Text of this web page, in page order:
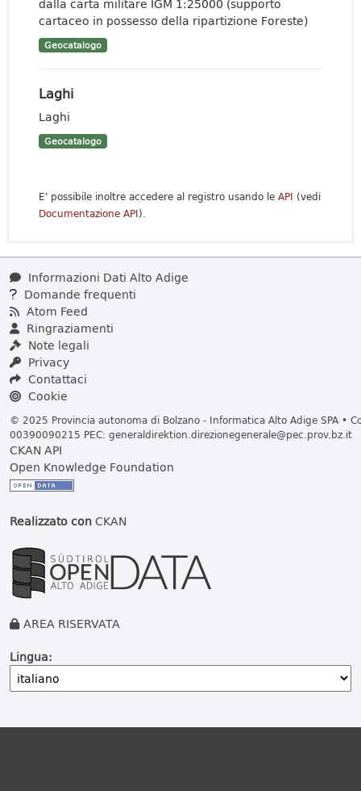
dalla carta militare IGM 1:25000 (supporto
cartaceo in possesso della ripartizione Foreste)
Geocatalogo
Laghi
Laghi
Geocatalogo
E' possibile inoltre accedere al registro usando le API (vedi
Documentazione API).
Informazioni Dati Alto Adige
Domande frequenti
Atom Feed
Ringraziamenti
Note legali
Privacy
Contattaci
Cookie
© 2025 Provincia autonoma di Bolzano - Informatica Alto Adige SPA •
00390090215 PEC: generaldirektion.direzionegenerale@pec.prov.bz.it
CKAN API
Open Knowledge Foundation
Realizzato conCKAN
AREA RISERVATA
Lingua